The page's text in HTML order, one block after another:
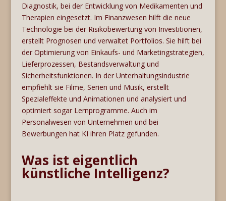
Diagnostik, bei der Entwicklung von Medikamenten und
Therapien eingesetzt. Im Finanzwesen hilft die neue
Technologie bei der Risikobewertung von Investitionen,
erstellt Prognosen und verwaltet Portfolios. Sie hilft bei
der Optimierung von Einkaufs- und Marketingstrategien,
Lieferprozessen, Bestandsverwaltung und
Sicherheitsfunktionen. In der Unterhaltungsindustrie
empfiehlt sie Filme, Serien und Musik, erstellt
Spezialeffekte und Animationen und analysiert und
optimiert sogar Lernprogramme. Auch im
Personalwesen von Unternehmen und bei
Bewerbungen hat KI ihren Platz gefunden.
Was ist eigentlich
künstliche Intelligenz?